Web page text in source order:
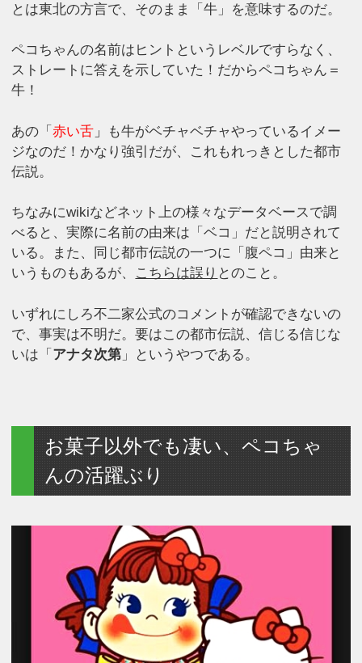
とは東北の方言で、そのまま「牛」を意味するのだ。
ペコちゃんの名前はヒントというレベルですらなく、
ストレートに答えを示していた！だからペコちゃん＝
牛！
あの「赤い舌 」
も牛がベチャベチャやっているイメー
ジなのだ！かなり強引だが、これもれっきとした都市
伝説。
ちなみにwikiなどネット上の様々なデータベースで調
べると、実際に名前の由来は「ベコ」だと説明されて
いる。また、同じ都市伝説の一つに「腹ペコ」由来と
いうものもあるが、 こちらは誤り とのこと。
いずれにしろ不二家公式のコメントが確認できないの
で、事実は不明だ。要はこの都市伝説、信じる信じな
いは「 アナタ次第 」というやつである。
お菓子以外でも凄い、ペコちゃ
んの活躍ぶり